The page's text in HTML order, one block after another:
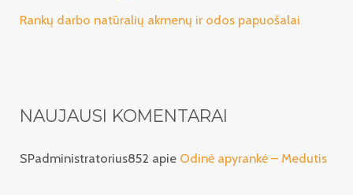
Rankų darbo natūralių akmenų ir odos papuošalai
NAUJAUSI KOMENTARAI
SPadministratorius852 apie Odinė apyrankė – Medutis